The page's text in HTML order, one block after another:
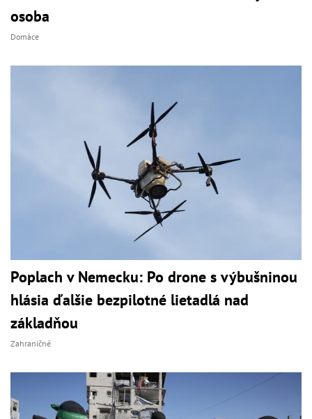
osoba
Domáce
Poplach v Nemecku: Po drone s výbušninou
hlásia ďalšie bezpilotné lietadlá nad
základňou
Zahraničné